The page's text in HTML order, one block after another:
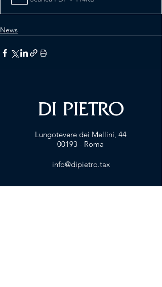
News
DI PIETRO
Lungotevere dei Mellini, 44
00193 - Roma
info@dipietro.tax